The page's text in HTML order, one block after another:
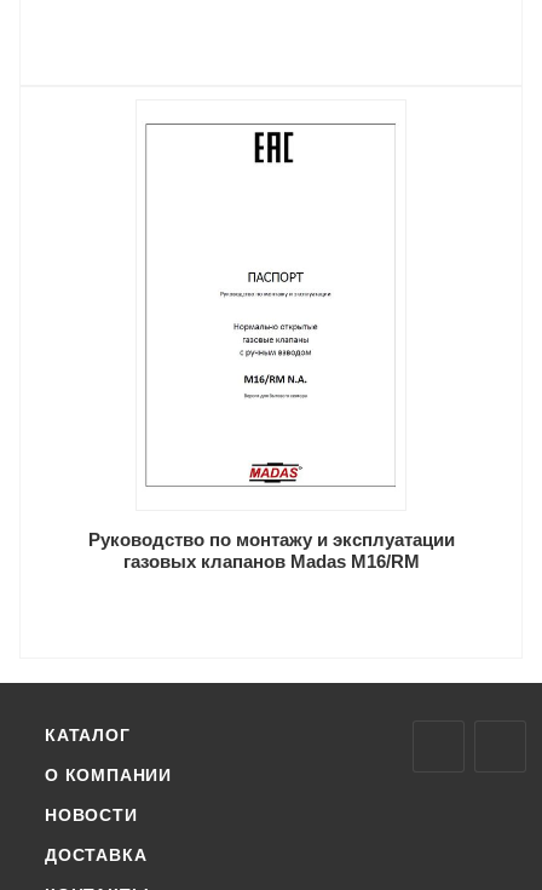
Руководство по монтажу и эксплуатации
газовых клапанов Madas M16/RM
КАТАЛОГ
О КОМПАНИИ
НОВОСТИ
ДОСТАВКА